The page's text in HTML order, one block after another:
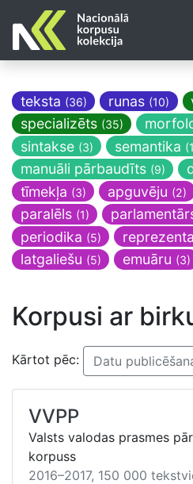
teksta (36) runas (10)
specializēts (35)
sintakse (3) semantika
manuāli pārbaudīts (9)
tīmekļa (3) apguvēju (2)
paralēls (1)
periodika (5)
latgaliešu (5) emuāru (3)
Korpusi ar
Kārtot pēc: Datu
VVPP
Valsts valodas prasmes
korpuss
2016–2017, 150 000